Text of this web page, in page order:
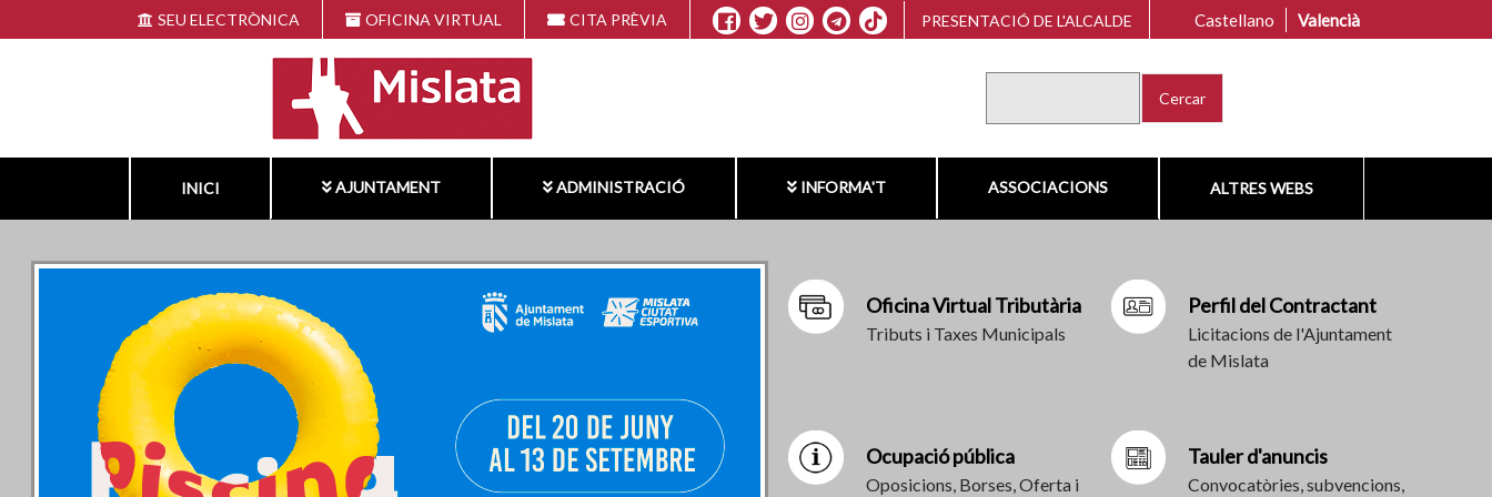
al
SEU ELECTRÒNICA OFICINA VIRTUAL CITA PRÈVIA PRESENTACIÓ DE L'ALCALDE Castellano Valencià
INICI AJUNTAMENT ADMINISTRACIÓ INFORMA'T ASSOCIACIONS ALTRES WEBS
Oficina Virtual Tributària
Tributs i Taxes Municipals
Perfil del Contractant
Licitacions de l'Ajuntament
de Mislata
Ocupació pública
Oposicions, Borses, Oferta i
Tauler d'anuncis
Convocatòries, subvencions,